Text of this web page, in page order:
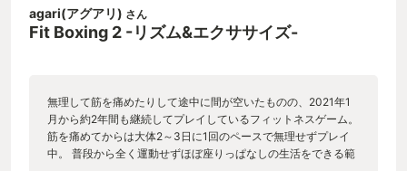
格ゲー要素を取り入れることによって運動習慣をつけることに
見事に成功しています。 開発スタッフの皆様もきっとそう思っ
ていたから、北斗の拳とのコラボタイトルでバトル要素を入れ
様もコンボ練習の沼に一緒に沈んでいきましょう。 ・厳しすぎ
ない 毎日続けるのは社会人には大変です。 フィットボクシング
にもスタンプ機能がありますが、サボってしまってもインスト
ラクターさん達は怒りません。 次に起動したときには「待って
たぞー」と快く迎えてくれます。 本作以外で運動した後はスタ
agari(アグアリ) さん
Fit Boxing 2 -リズム&エクササイズ-
無理して筋を痛めたりして途中に間が空いたものの、2021年1
月から約2年間も継続してプレイしているフィットネスゲーム。
筋を痛めてからは大体2～3日に1回のペースで無理せずプレイ
中。 普段から全く運動せずほぼ座りっぱなしの生活をできる範